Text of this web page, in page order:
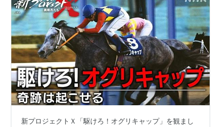
獲得賞金
912,512,000円
表彰項目
1988年：JRA賞最優秀4歳牡馬（現最優秀3歳牡
馬）
1989年：JRA賞特別賞
1990年：JRA賞年度代表馬・最優秀5歳以上牡馬
（現最優秀4歳以上牡馬）
1991年：JRA顕彰馬
新プロジェクトＸ「駆けろ！オグリキャップ」を観まし